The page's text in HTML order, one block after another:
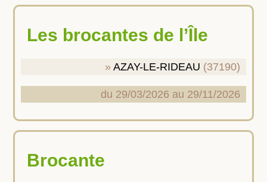
Les brocantes de l’Île
AZAY-LE-RIDEAU (37190)
du 29/03/2026 au 29/11/2026
Brocante